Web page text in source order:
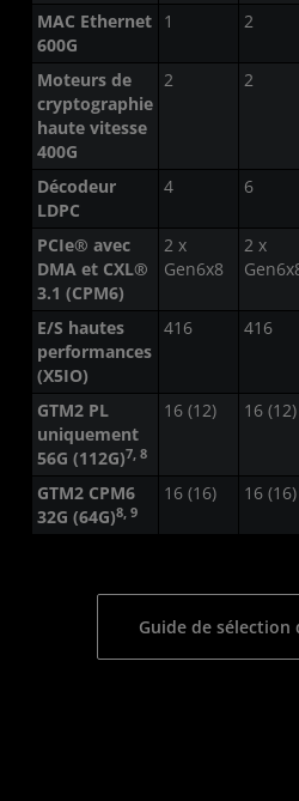
MAC Ethernet
600G
1 2
Moteurs de
cryptographie
haute vitesse
400G
2 2
Décodeur
LDPC
4 6
PCIe® avec
DMA et CXL®
3.1 (CPM6)
2 x
Gen6x8
2 x
E/S hautes
performances
(X5IO)
416 416
GTM2 PL
uniquement
56G (112G)7, 8
16 (12) 16 (12)
GTM2 CPM6
32G (64G)8, 9
16 (16) 16 (16)
Guide de